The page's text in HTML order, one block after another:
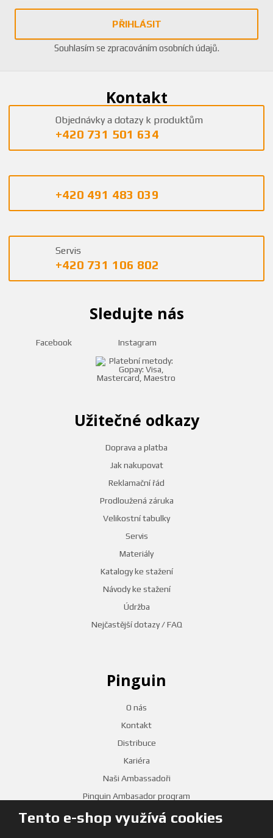
Tento e-shop využívá cookies
PŘIHLÁSIT
Souhlasím se zpracováním osobních údajů.
Užitečné odkazy
Doprava a platba
Jak nakupovat
Reklamační řád
Prodloužená záruka
Velikostní tabulky
Servis
Materiály
Katalogy ke stažení
Návody ke stažení
Údržba
Nejčastější dotazy / FAQ
Pinguin
O nás
Kontakt
Distribuce
Kariéra
Naši Ambassadoři
Pinguin Ambasador program
Kontakt
Objednávky a dotazy k produktům
+420 731 501 634
+420 491 483 039
Servis
+420 731 106 802
Sledujte nás
Facebook Instagram